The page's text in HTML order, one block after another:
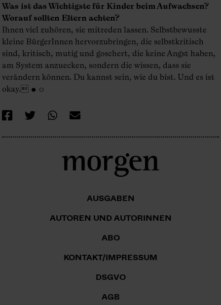
Was ist das Wichtigste für Kinder beim Aufwachsen?
Worauf sollten Eltern achten?
Ihnen viel zuhören, sie mitreden lassen. Selbstbewusste
kleine BürgerInnen hervorzubringen, die selbstkritisch
sind, kritisch, mutig und goschert, die keine Angst haben,
am System anzuecken, sondern die wissen, dass sie
verändern können. Du kannst sein, wie du bist. Und es ist
okay. ● ○
AUSGABEN
AUTOREN UND AUTORINNEN
ABO
KONTAKT/IMPRESSUM
DSGVO
AGB